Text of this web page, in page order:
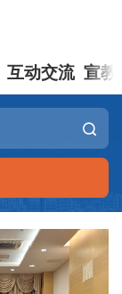
互动交流 宣教